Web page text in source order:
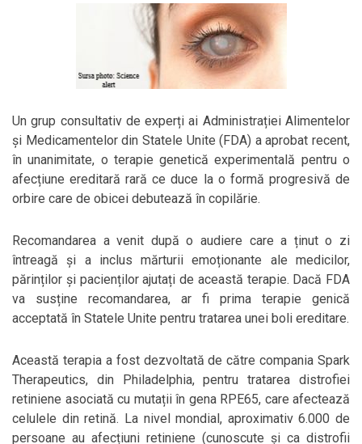
Un grup consultativ de experți ai Administrației Alimentelor
și Medicamentelor din Statele Unite (FDA) a aprobat recent,
în unanimitate, o terapie genetică experimentală pentru o
afecțiune ereditară rară ce duce la o formă progresivă de
orbire care de obicei debutează în copilărie.
Recomandarea a venit după o audiere care a ținut o zi
întreagă și a inclus mărturii emoționante ale medicilor,
părinților și pacienților ajutați de această terapie. Dacă FDA
va susține recomandarea, ar fi prima terapie genică
acceptată în Statele Unite pentru tratarea unei boli ereditare.
Această terapia a fost dezvoltată de către compania Spark
Therapeutics, din Philadelphia, pentru tratarea distrofiei
retiniene asociată cu mutații în gena RPE65, care afectează
celulele din retină. La nivel mondial, aproximativ 6.000 de
persoane au afecțiuni retiniene (cunoscute și ca distrofii